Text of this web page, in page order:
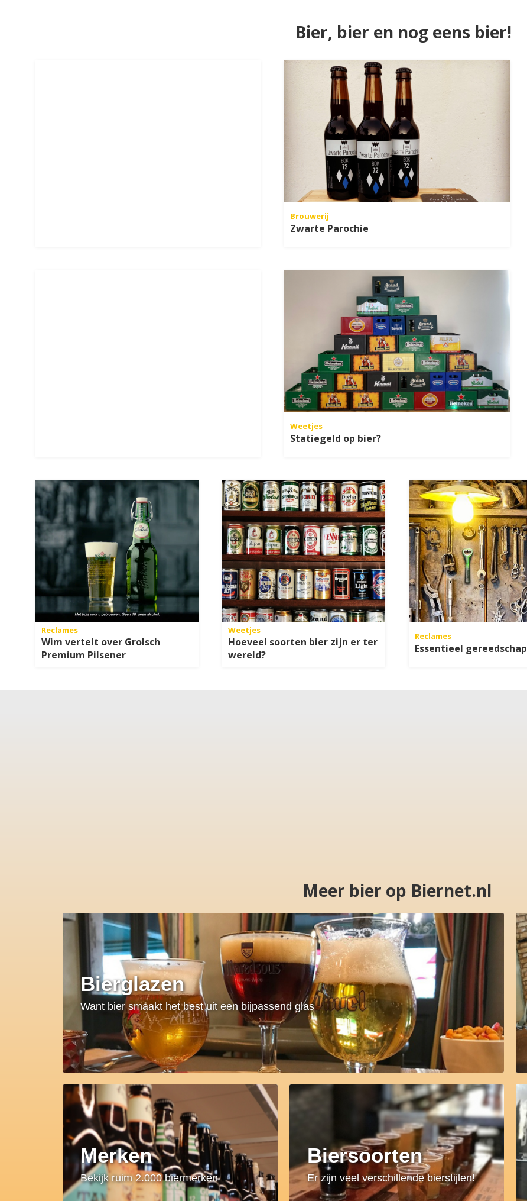
Bier, bier en nog eens bier!
Brouwerij
Zwarte Parochie
Weetjes
Statiegeld op bier?
Reclames
Wim vertelt over Grolsch
Premium Pilsener
Weetjes
Hoeveel soorten bier zijn er ter
wereld?
Reclames
Essentieel gereedschap
Meer bier op Biernet.nl
Bierglazen
Want bier smaakt het best uit een bijpassend glas
Merken
Bekijk ruim 2.000 biermerken
Biersoorten
Er zijn veel verschillende bierstijlen!